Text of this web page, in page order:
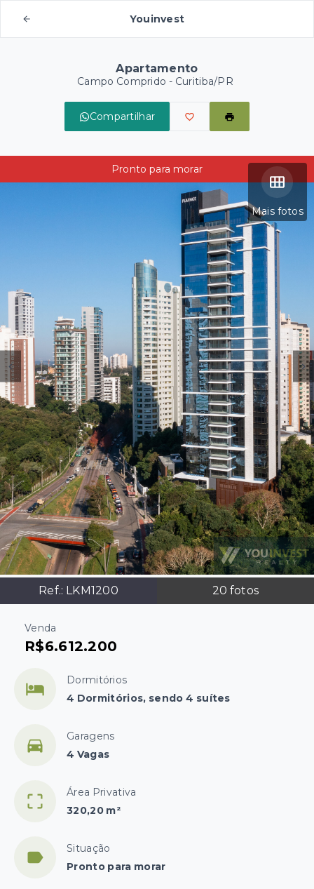
Youinvest
Apartamento
Campo Comprido - Curitiba/PR
Compartilhar
Mais fotos
Ref.: LKM1200 20 fotos
Pronto para morar
Venda
R$6.612.200
Dormitórios
4 Dormitórios, sendo 4 suítes
Garagens
4 Vagas
Área Privativa
320,20 m²
Situação
Pronto para morar